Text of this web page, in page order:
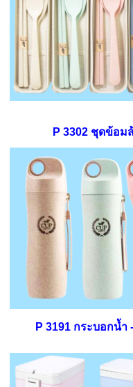
P 3302 ชุดข้อม
P 3191 กระบอกน้